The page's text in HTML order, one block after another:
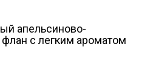
апельсиново-
с легким ароматом